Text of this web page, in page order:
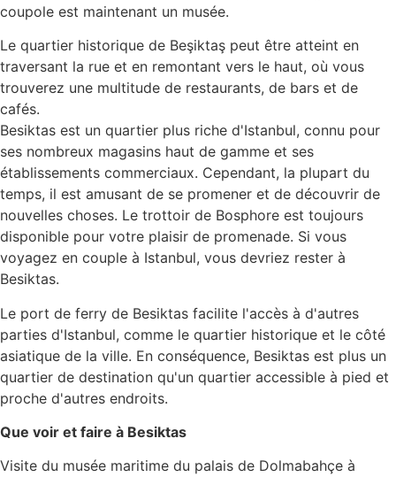
coupole est maintenant un musée.
Le quartier historique de Beşiktaş peut être atteint en
traversant la rue et en remontant vers le haut, où vous
trouverez une multitude de restaurants, de bars et de
cafés.
Besiktas est un quartier plus riche d'Istanbul, connu pour
ses nombreux magasins haut de gamme et ses
établissements commerciaux. Cependant, la plupart du
temps, il est amusant de se promener et de découvrir de
nouvelles choses. Le trottoir de Bosphore est toujours
disponible pour votre plaisir de promenade. Si vous
voyagez en couple à Istanbul, vous devriez rester à
Besiktas.
Le port de ferry de Besiktas facilite l'accès à d'autres
parties d'Istanbul, comme le quartier historique et le côté
asiatique de la ville. En conséquence, Besiktas est plus un
quartier de destination qu'un quartier accessible à pied et
proche d'autres endroits.
Que voir et faire à Besiktas
Visite du musée maritime du palais de Dolmabahçe à